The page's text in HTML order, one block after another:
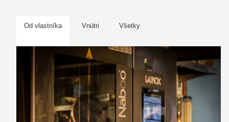
Od vlastníka Vnútri Všetky